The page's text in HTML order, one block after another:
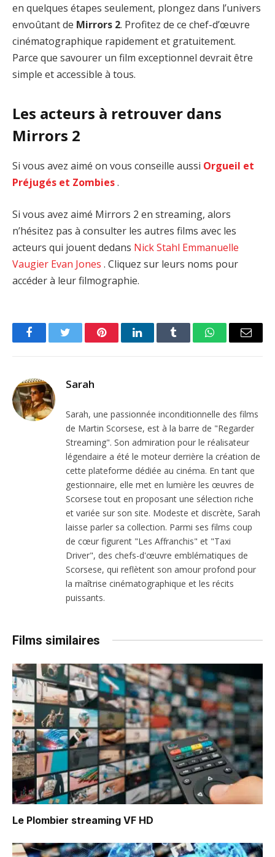
en quelques étapes seulement, plongez dans l’univers
envoûtant de Mirrors 2. Profitez de ce chef-d’œuvre
cinématographique rapidement et gratuitement.
Parce que savourer un film exceptionnel devrait être
simple et accessible à tous.
Les acteurs à retrouver dans
Mirrors 2
Si vous avez aimé on vous conseille aussi Orgueil et
Préjugés et Zombies.
Si vous avez aimé Mirrors 2 en streaming, alors
n’hésitez pas à consulter les autres films avec les
acteurs qui jouent dedans Nick Stahl Emmanuelle
Vaugier Evan Jones . Cliquez sur leurs noms pour
accéder à leur filmographie.
FacebookTwitter PinterestLinkedInTumblr WhatsAppEmail
Sarah
Sarah, une passionnée inconditionnelle des films
de Martin Scorsese, est à la barre de "Regarder
Streaming". Son admiration pour le réalisateur
légendaire a été le moteur derrière la création de
cette plateforme dédiée au cinéma. En tant que
gestionnaire, elle met en lumière les œuvres de
Scorsese tout en proposant une sélection riche
et variée sur son site. Modeste et discrète, Sarah
laisse parler sa collection. Parmi ses films coup
de cœur figurent "Les Affranchis" et "Taxi
Driver", des chefs-d'œuvre emblématiques de
Scorsese, qui reflètent son amour profond pour
la maîtrise cinématographique et les récits
puissants.
Films similaires
Le Plombier streaming VF HD